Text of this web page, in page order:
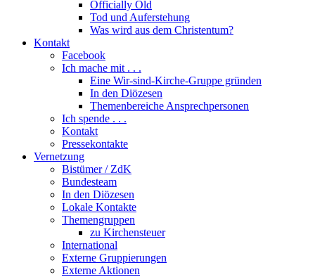
Officially Old
Tod und Auferstehung
Was wird aus dem Christentum?
Kontakt
Facebook
Ich mache mit . . .
Eine Wir-sind-Kirche-Gruppe gründen
In den Diözesen
Themenbereiche Ansprechpersonen
Ich spende . . .
Kontakt
Pressekontakte
Vernetzung
Bistümer / ZdK
Bundesteam
In den Diözesen
Lokale Kontakte
Themengruppen
zu Kirchensteuer
International
Externe Gruppierungen
Externe Aktionen